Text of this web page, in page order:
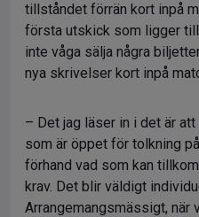
tillståndet förrän kort inpå
första utskick som ligger
inte våga sälja några
nya skrivelser kort inpå
– Det jag läser in i det är
som är öppet för tolkning
förhand vad som kan
krav. Det blir väldigt
Arrangemangsmässigt, när